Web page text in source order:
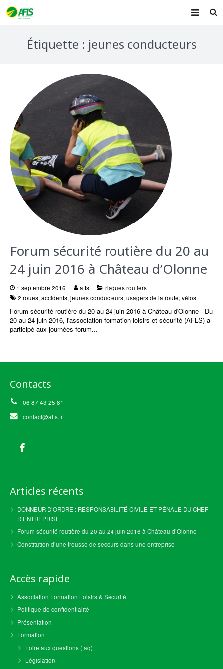
ACCUEIL
FORMATIONS
AIDE MÉMOIRE
ACTUALITÉ
CONTACT
Étiquette : jeunes conducteurs
Forum sécurité routière du 20 au
24 juin 2016 à Château d’Olonne
1 septembre 2016 afls
risques routiers
2 roues,accidents,jeunes conducteurs,usagers de la route,vélos
Forum sécurité routière du 20 au 24 juin 2016 à Château d'Olonne Du
20 au 24 juin 2016, l'association formation loisirs et sécurité (AFLS) a
participé aux journées forum...
Contacts
06 87 43 25 81
contact@afls.fr
Articles récents
DONNEUR D’ORDRE : RESPONSABILITÉ CIVILE ET PÉNALE DU CHEF
D’ENTREPRISE
Forum sécurité routière du 20 au 24 juin 2016 à Château d’Olonne
Constitution d’une trousse de secours dans une entreprise
Accès rapide
Association Formation Loisirs & Sécurité
Politique de confidentialité
Présentation
Formation
Foire aux questions (faq)
Législation